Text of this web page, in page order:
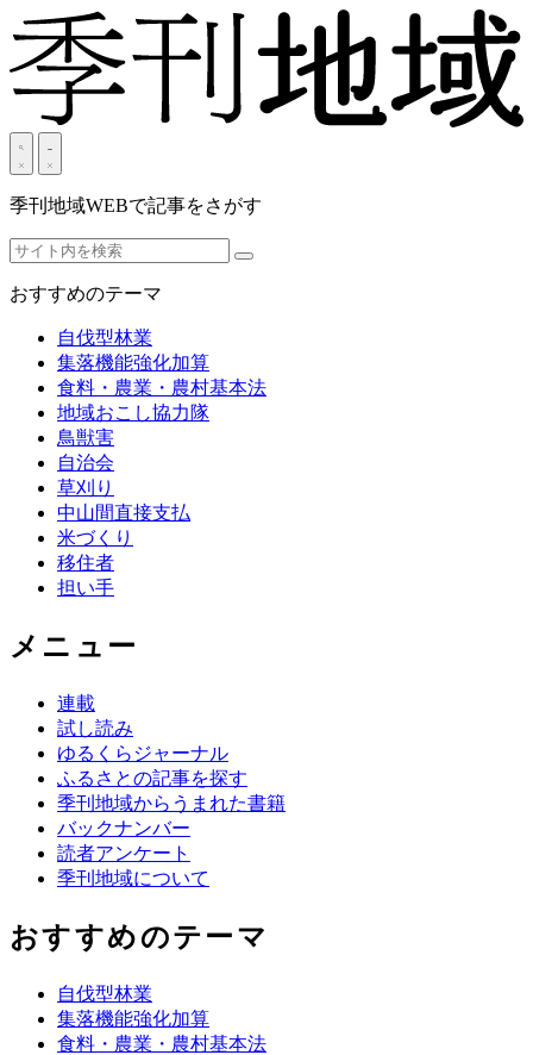
季刊地域WEBで記事をさがす
おすすめのテーマ
自伐型林業
集落機能強化加算
食料・農業・農村基本法
地域おこし協力隊
鳥獣害
自治会
草刈り
中山間直接支払
米づくり
移住者
担い手
メニュー
連載
試し読み
ゆるくらジャーナル
ふるさとの記事を探す
季刊地域からうまれた書籍
バックナンバー
読者アンケート
季刊地域について
おすすめのテーマ
自伐型林業
集落機能強化加算
食料・農業・農村基本法